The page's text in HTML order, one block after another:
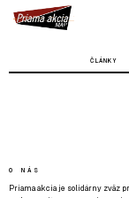
ČLÁNKY
O NÁS
Priama akcia je solidárny zväz